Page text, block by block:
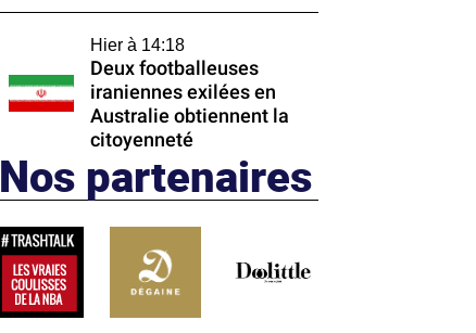
Hier à 14:18
Deux footballeuses
iraniennes exilées en
Australie obtiennent la
citoyenneté
Nos partenaires